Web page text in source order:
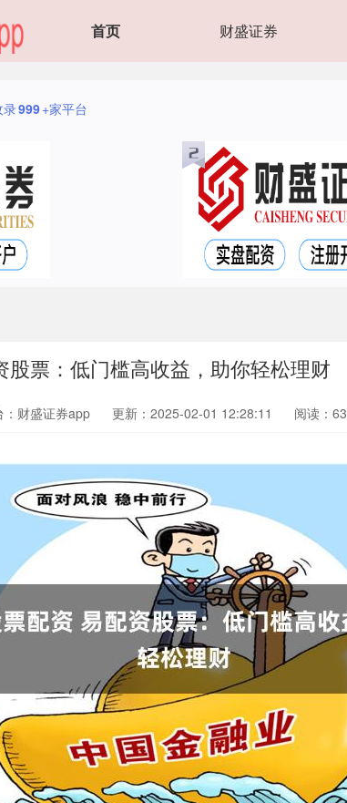
首页 财盛证券
录999+家平台
股票：低门槛高收益，助你轻松理财
：财盛证券app 更新：2025-02-01 12:28:11 阅读：63